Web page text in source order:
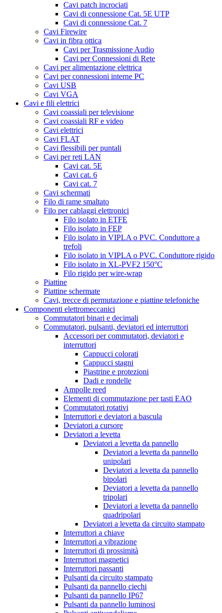
Cavi patch incrociati
Cavi di connessione Cat. 5E UTP
Cavi di connessione Cat. 7
Cavi Firewire
Cavi in fibra ottica
Cavi per Trasmissione Audio
Cavi per Connessioni di Rete
Cavi per alimentazione elettrica
Cavi per connessioni interne PC
Cavi USB
Cavi VGA
Cavi e fili elettrici
Cavi coassiali per televisione
Cavi coassiali RF e video
Cavi elettrici
Cavi FLAT
Cavi flessibili per puntali
Cavi per reti LAN
Cavi cat. 5E
Cavi cat. 6
Cavi cat. 7
Cavi schermati
Filo di rame smaltato
Filo per cablaggi elettronici
Filo isolato in ETFE
Filo isolato in FEP
Filo isolato in VIPLA o PVC. Conduttore a
trefoli
Filo isolato in VIPLA o PVC. Conduttore rigido
Filo isolato in XL-PVF2 150°C
Filo rigido per wire-wrap
Piattine
Piattine schermate
Cavi, trecce di permutazione e piattine telefoniche
Componenti elettromeccanici
Commutatori binari e decimali
Commutatori, pulsanti, deviatori ed interruttori
Accessori per commutatori, deviatori e
interruttori
Cappucci colorati
Cappucci stagni
Piastrine e protezioni
Dadi e rondelle
Ampolle reed
Elementi di commutazione per tasti EAO
Commutatori rotativi
Interruttori e deviatori a bascula
Deviatori a cursore
Deviatori a levetta
Deviatori a levetta da pannello
Deviatori a levetta da pannello
unipolari
Deviatori a levetta da pannello
bipolari
Deviatori a levetta da pannello
tripolari
Deviatori a levetta da pannello
quadripolari
Deviatori a levetta da circuito stampato
Interruttori a chiave
Interruttori a vibrazione
Interruttori di prossimità
Interruttori magnetici
Interruttori passanti
Pulsanti da circuito stampato
Pulsanti da pannello ciechi
Pulsanti da pannello IP67
Pulsanti da pannello luminosi